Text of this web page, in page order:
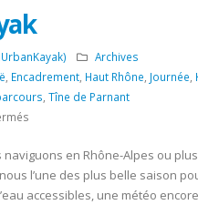
Archives
Encadrement, Haut Rhône Journée
Tîne de Parnant
sur
Nov
2020
–
naviguons en Rhône-Alpes ou
l’une des plus belle saison
accessibles, une météo